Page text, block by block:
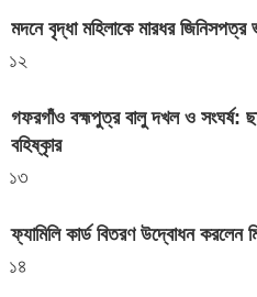
মদনে বৃদ্ধা মহিলাকে মারধর জিনিসপত্র
১২
গফরগাঁও বহ্মপুত্র বালু দখল ও সংঘর্ষ:
বহিষ্কৃার
১৩
ফ্যামিলি কার্ড বিতরণ উদ্বোধন
১৪